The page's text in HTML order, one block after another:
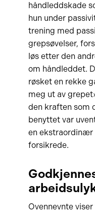
håndleddskade
hun under
trening med
grepsøvelser,
løs etter den
om håndleddet.
røsket en rekke
meg ut av
den kraften som
benyttet var
en ekstraordinær
forsikrede.
Ovennevnte